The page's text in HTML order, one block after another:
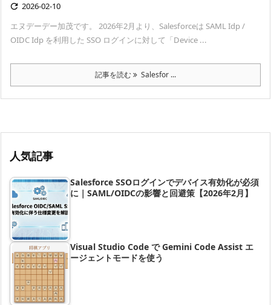
 2026-02-10
エヌデーデー加茂です。 2026年2月より、Salesforceは SAML Idp /
OIDC Idp を利用した SSO ログインに対して「Device ...
記事を読む Salesfor ...
人気記事
Salesforce SSOログインでデバイス有効化が必須
に｜SAML/OIDCの影響と回避策【2026年2月】
Visual Studio Code で Gemini Code Assist エ
ージェントモードを使う